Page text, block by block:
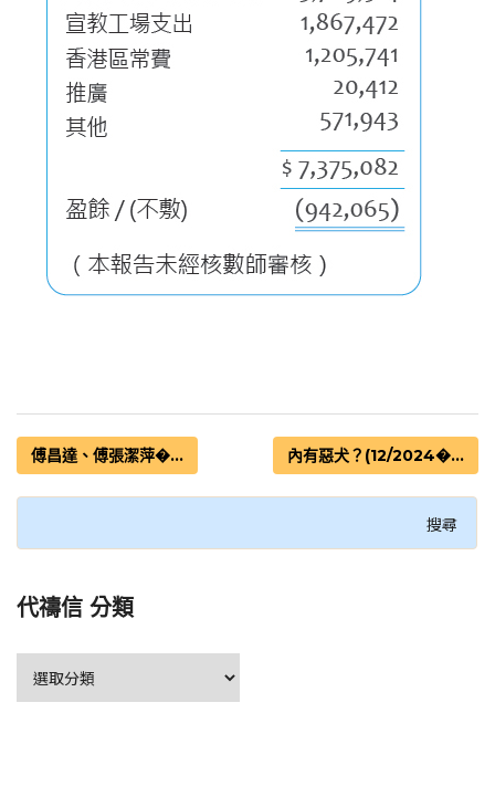
傅昌達、傅張潔萍�... 內有惡犬？(12/2024�...
代禱信 分類